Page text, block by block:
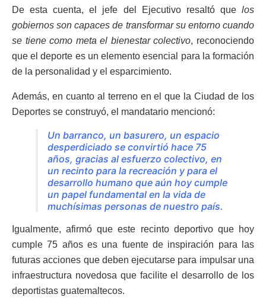
De esta cuenta, el jefe del Ejecutivo resaltó que los
gobiernos son capaces de transformar su entorno cuando
se tiene como meta el bienestar colectivo, reconociendo
que el deporte es un elemento esencial para la formación
de la personalidad y el esparcimiento.
Además, en cuanto al terreno en el que la Ciudad de los
Deportes se construyó, el mandatario mencionó:
Un barranco, un basurero, un espacio
desperdiciado se convirtió hace 75
años, gracias al esfuerzo colectivo, en
un recinto para la recreación y para el
desarrollo humano que aún hoy cumple
un papel fundamental en la vida de
muchísimas personas de nuestro país.
Igualmente, afirmó que este recinto deportivo que hoy
cumple 75 años es una fuente de inspiración para las
futuras acciones que deben ejecutarse para impulsar una
infraestructura novedosa que facilite el desarrollo de los
deportistas guatemaltecos.